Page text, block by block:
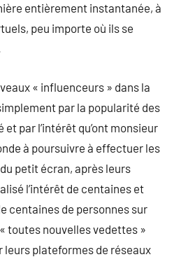
entièrement instantanée, à
peu importe où ils se
« influenceurs » dans la
par la popularité des
par l’intérêt qu’ont monsieur
à poursuivre à effectuer les
petit écran, après leurs
l’intérêt de centaines et
centaines de personnes sur
toutes nouvelles vedettes »
plateformes de réseaux